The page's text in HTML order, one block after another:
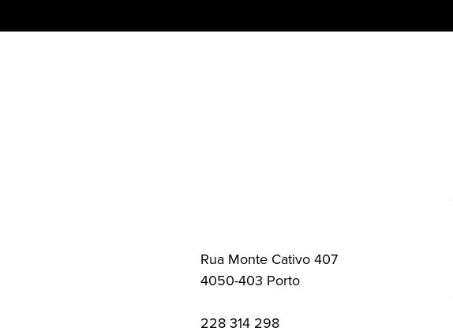
Rua Monte Cativo 407
4050-403 Porto
228 314 298